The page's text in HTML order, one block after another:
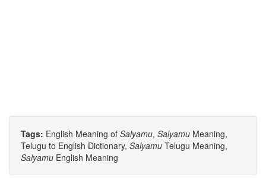
Tags: English Meaning of Salyamu, Salyamu Meaning,
Telugu to English Dictionary, Salyamu Telugu Meaning,
Salyamu English Meaning